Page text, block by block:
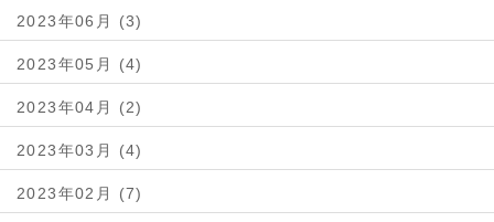
2023年06月 (3)
2023年05月 (4)
2023年04月 (2)
2023年03月 (4)
2023年02月 (7)